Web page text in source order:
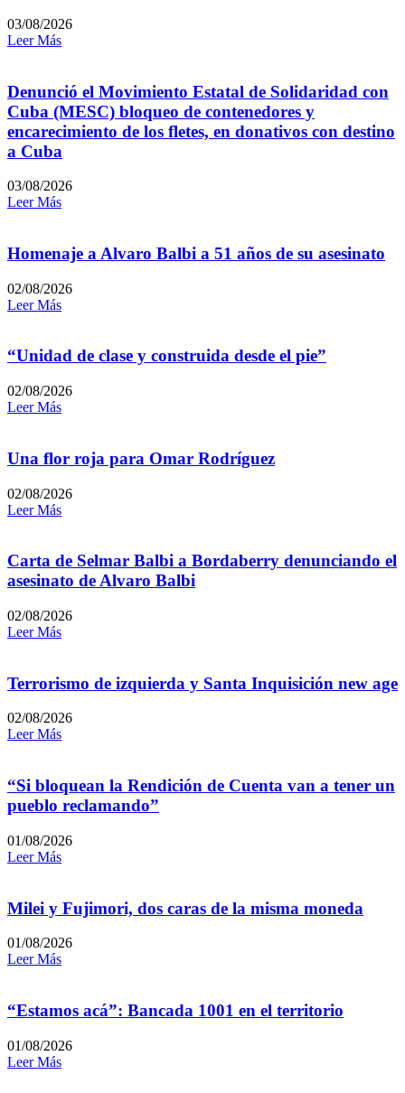
03/08/2026
Leer Más
Denunció el Movimiento Estatal de Solidaridad con
Cuba (MESC) bloqueo de contenedores y
encarecimiento de los fletes, en donativos con destino
a Cuba
03/08/2026
Leer Más
Homenaje a Alvaro Balbi a 51 años de su asesinato
02/08/2026
Leer Más
“Unidad de clase y construida desde el pie”
02/08/2026
Leer Más
Una flor roja para Omar Rodríguez
02/08/2026
Leer Más
Carta de Selmar Balbi a Bordaberry denunciando el
asesinato de Alvaro Balbi
02/08/2026
Leer Más
Terrorismo de izquierda y Santa Inquisición new age
02/08/2026
Leer Más
“Si bloquean la Rendición de Cuenta van a tener un
pueblo reclamando”
01/08/2026
Leer Más
Milei y Fujimori, dos caras de la misma moneda
01/08/2026
Leer Más
“Estamos acá”: Bancada 1001 en el territorio
01/08/2026
Leer Más